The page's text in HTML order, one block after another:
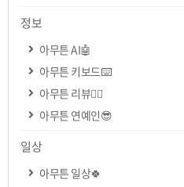
정보
아무튼 AI🤖
아무튼 키보드⌨️
아무튼 리뷰✍🏻
아무튼 연예인😎
일상
아무튼 일상🍀